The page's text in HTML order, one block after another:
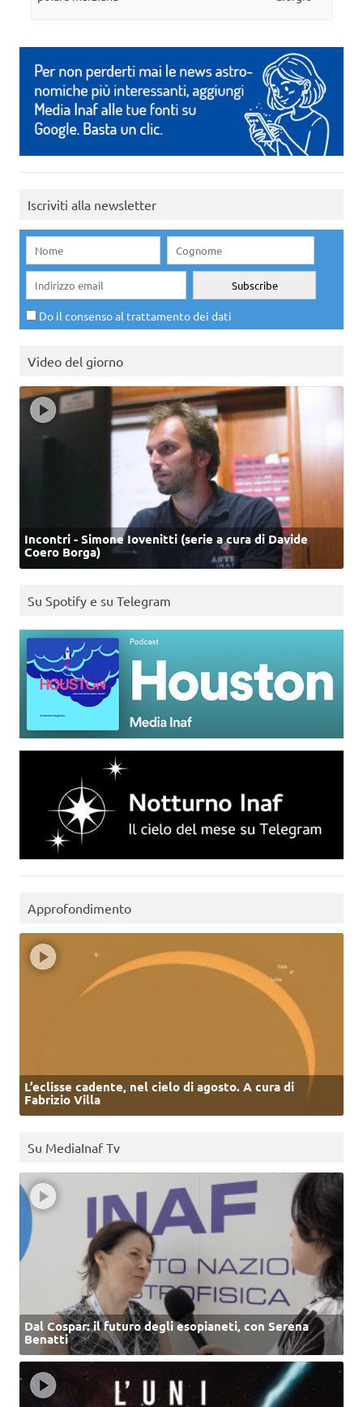
Iscriviti alla newsletter
Do il consenso al trattamento dei dati
Video del giorno
Incontri - Simone Iovenitti (serie a cura di Davide
Coero Borga)
Su Spotify e su Telegram
Approfondimento
L’eclisse cadente, nel cielo di agosto. A cura di
Fabrizio Villa
Su MediaInaf Tv
Dal Cospar: il futuro degli esopianeti, con Serena
Benatti